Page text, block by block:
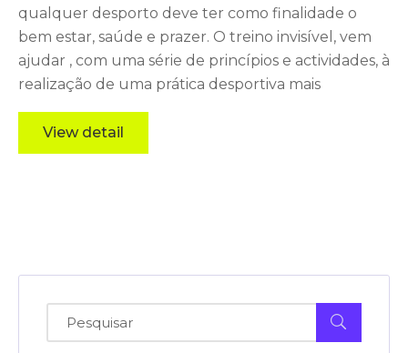
qualquer desporto deve ter como finalidade o
bem estar, saúde e prazer. O treino invisível, vem
ajudar , com uma série de princípios e actividades, à
realização de uma prática desportiva mais
View detail